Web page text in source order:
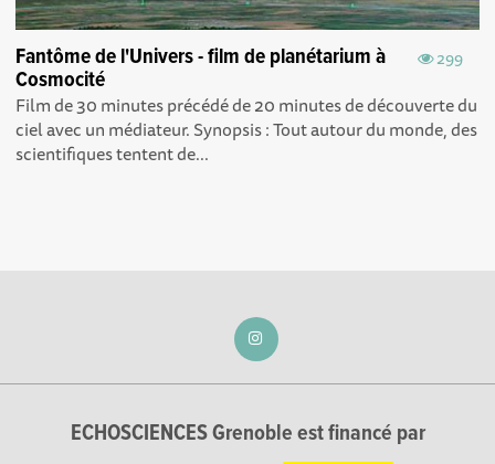
299
Fantôme de l'Univers - film de planétarium à
Cosmocité
Film de 30 minutes précédé de 20 minutes de découverte du
ciel avec un médiateur. Synopsis : Tout autour du monde, des
scientifiques tentent de...
ECHOSCIENCES Grenoble est financé par